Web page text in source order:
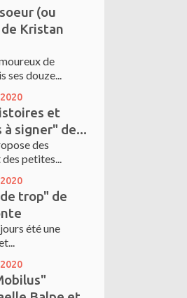
(ou
Kristan
de
ses douze...
et
signer" de...
des
petites...
trop" de
été une